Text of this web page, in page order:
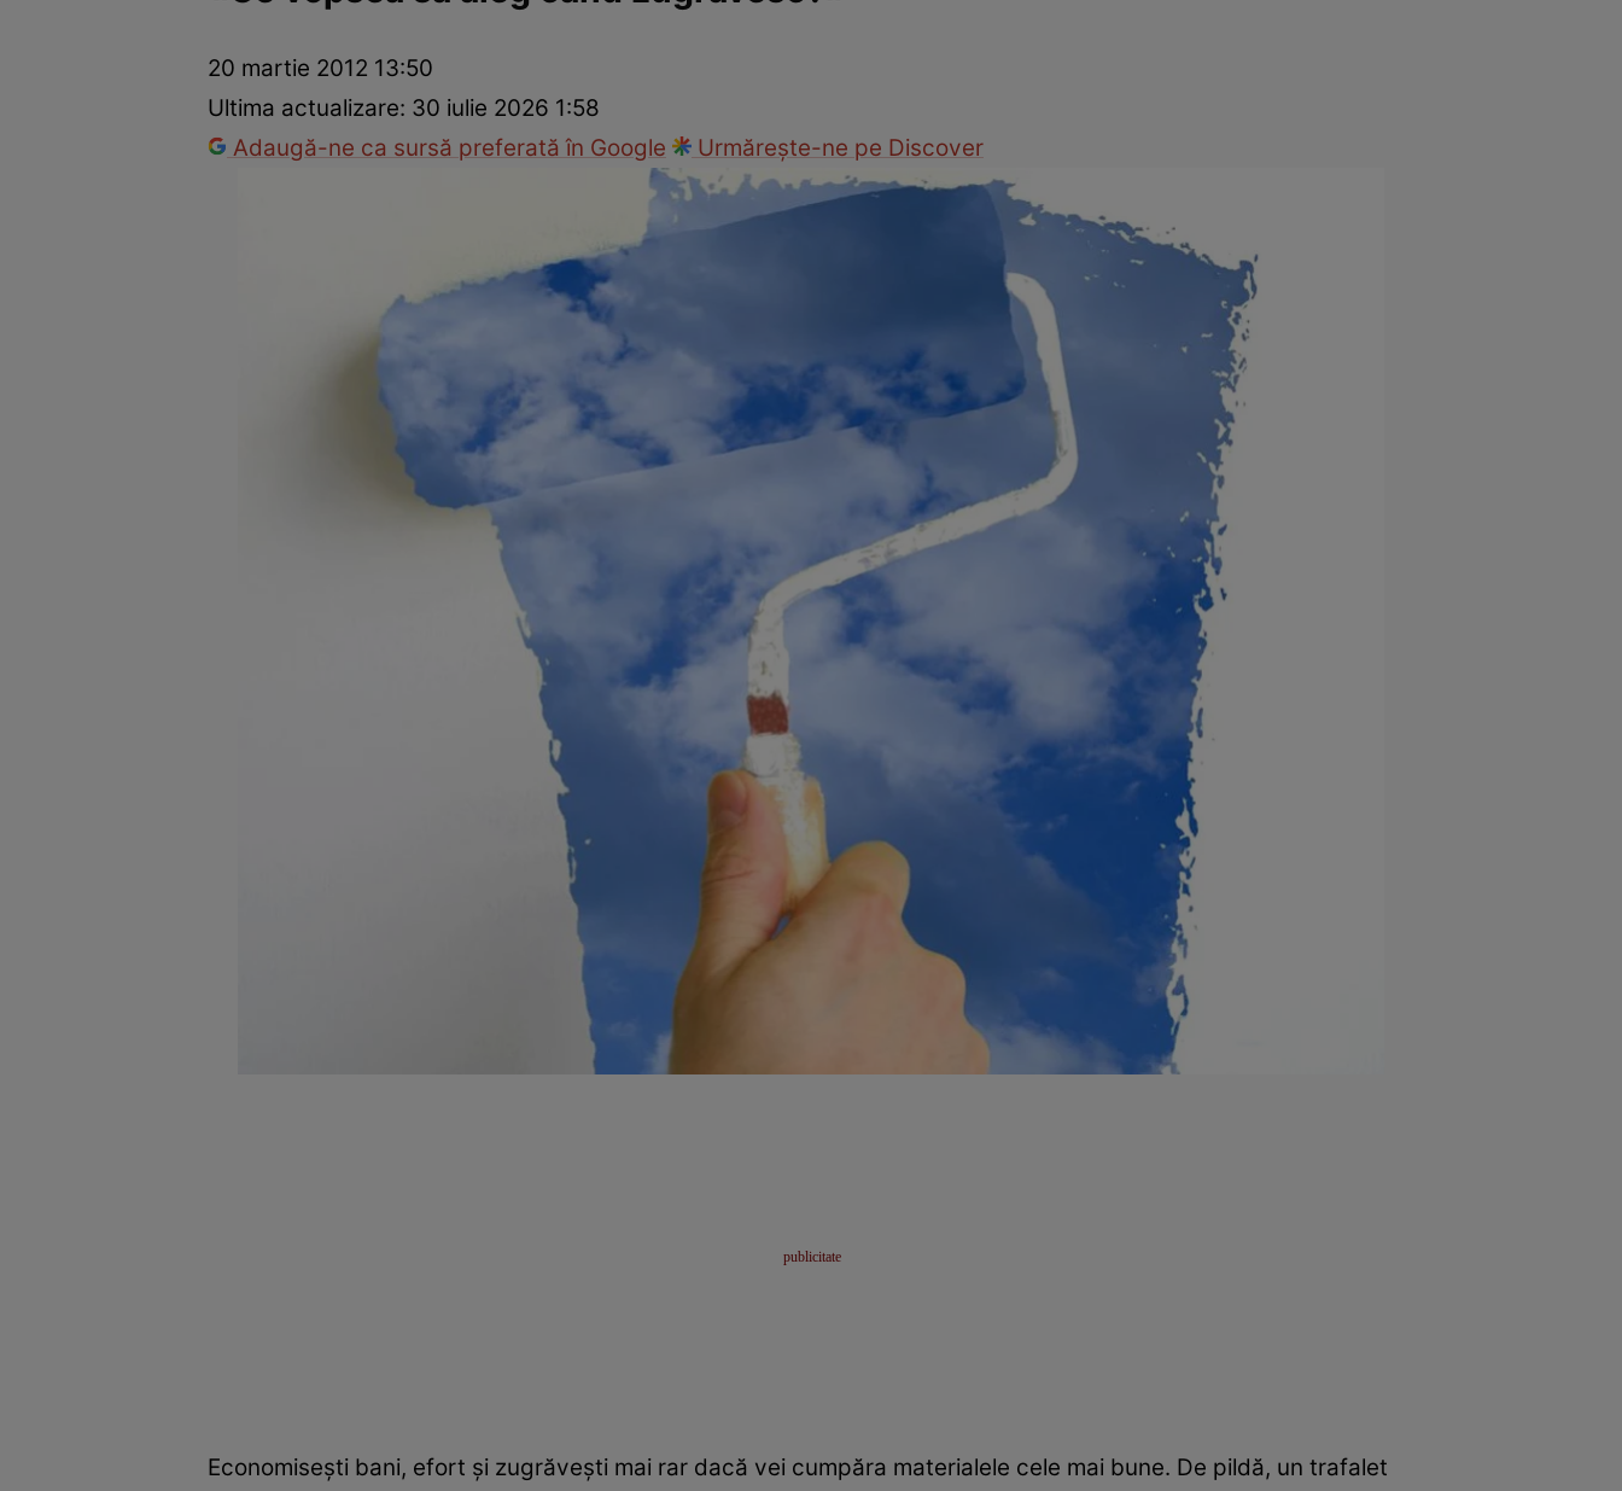
Dezvoltare personalăÎngrijire personalăCasă și grădină
20 martie 2012 13:50
Ultima actualizare: 30 iulie 2026 1:58
Adaugă-ne ca sursă preferată în Google
Urmărește-ne pe Discover
Economiseşti bani, efort şi zugrăveşti mai rar dacă vei cumpăra materialele cele mai bune. De pildă, un trafalet